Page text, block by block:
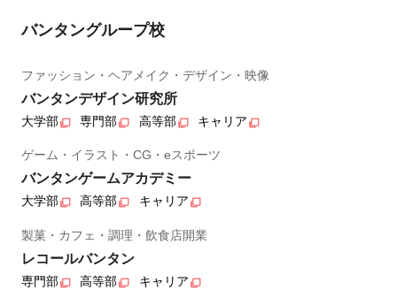
バンタングループ校
ファッション・ヘアメイク・デザイン・映像
バンタンデザイン研究所
大学部 専門部 高等部 キャリア
ゲーム・イラスト・CG・eスポーツ
バンタンゲームアカデミー
大学部 高等部 キャリア
製菓・カフェ・調理・飲食店開業
レコールバンタン
専門部 高等部 キャリア